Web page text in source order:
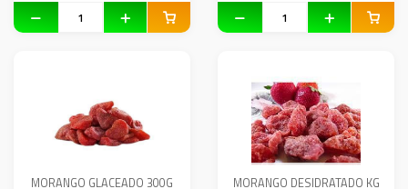
MORANGO GLACEADO 300G MORANGO DESIDRATADO KG